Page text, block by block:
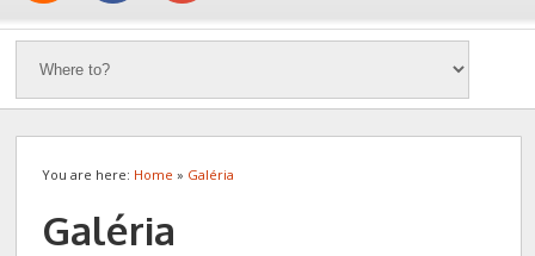
You are here: Home » Galéria
Galéria